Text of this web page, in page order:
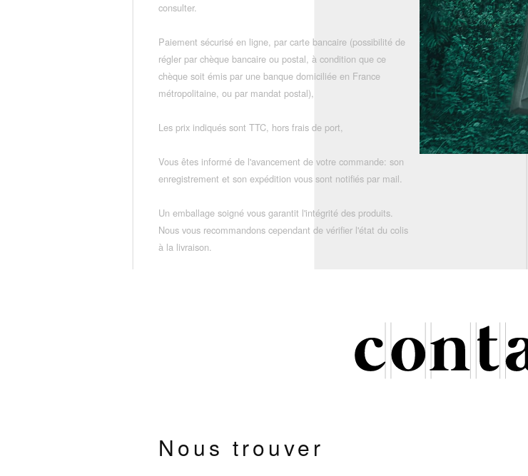
consulter.
Paiement sécurisé en ligne, par carte bancaire (possibilité de
régler par chèque bancaire ou postal, à condition que ce
chèque soit émis par une banque domiciliée en France
métropolitaine, ou par mandat postal),
Les prix indiqués sont TTC, hors frais de port,
Vous êtes informé de l'avancement de votre commande: son
enregistrement et son expédition vous sont notifiés par mail.
Un emballage soigné vous garantit l'intégrité des produits.
Nous vous recommandons cependant de vérifier l'état du colis
à la livraison.
Nous trouver